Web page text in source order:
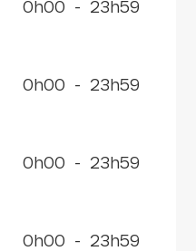
0h00 - 23h59
0h00 - 23h59
0h00 - 23h59
0h00 - 23h59